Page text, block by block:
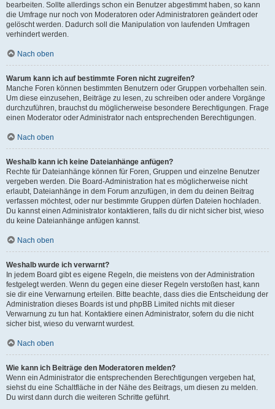
bearbeiten. Sollte allerdings schon ein Benutzer abgestimmt haben, so kann
die Umfrage nur noch von Moderatoren oder Administratoren geändert oder
gelöscht werden. Dadurch soll die Manipulation von laufenden Umfragen
verhindert werden.
Nach oben
Warum kann ich auf bestimmte Foren nicht zugreifen?
Manche Foren können bestimmten Benutzern oder Gruppen vorbehalten sein.
Um diese einzusehen, Beiträge zu lesen, zu schreiben oder andere Vorgänge
durchzuführen, brauchst du möglicherweise besondere Berechtigungen. Frage
einen Moderator oder Administrator nach entsprechenden Berechtigungen.
Nach oben
Weshalb kann ich keine Dateianhänge anfügen?
Rechte für Dateianhänge können für Foren, Gruppen und einzelne Benutzer
vergeben werden. Die Board-Administration hat es möglicherweise nicht
erlaubt, Dateianhänge in dem Forum anzufügen, in dem du deinen Beitrag
verfassen möchtest, oder nur bestimmte Gruppen dürfen Dateien hochladen.
Du kannst einen Administrator kontaktieren, falls du dir nicht sicher bist, wieso
du keine Dateianhänge anfügen kannst.
Nach oben
Weshalb wurde ich verwarnt?
In jedem Board gibt es eigene Regeln, die meistens von der Administration
festgelegt werden. Wenn du gegen eine dieser Regeln verstoßen hast, kann
sie dir eine Verwarnung erteilen. Bitte beachte, dass dies die Entscheidung der
Administration dieses Boards ist und phpBB Limited nichts mit dieser
Verwarnung zu tun hat. Kontaktiere einen Administrator, sofern du die nicht
sicher bist, wieso du verwarnt wurdest.
Nach oben
Wie kann ich Beiträge den Moderatoren melden?
Wenn ein Administrator die entsprechenden Berechtigungen vergeben hat,
siehst du eine Schaltfläche in der Nähe des Beitrags, um diesen zu melden.
Du wirst dann durch die weiteren Schritte geführt.